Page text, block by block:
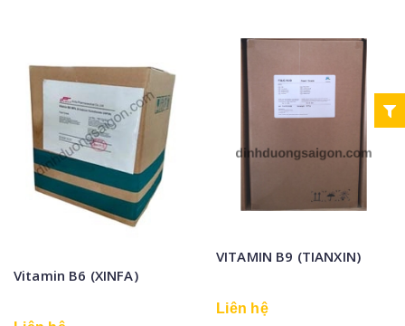
Vitamin B6 (XINFA)
VITAMIN B9 (TIANXIN)
Liên hệ